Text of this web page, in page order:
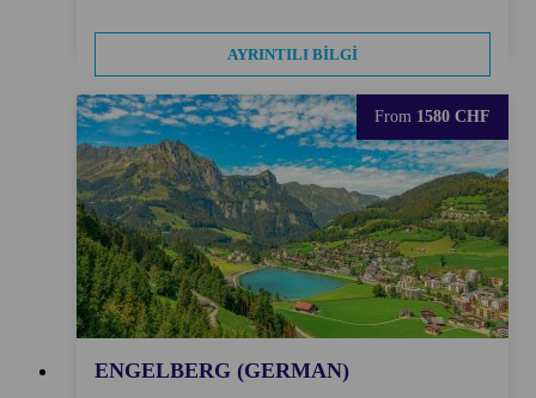
AYRINTILI BILGI
From 1580 CHF
ENGELBERG (GERMAN)